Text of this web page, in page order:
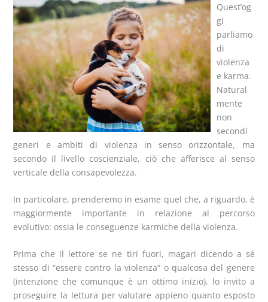
Quest’og
gi
parliamo
di
violenza
e karma.
Natural
mente
non
secondi
generi e ambiti di violenza in senso orizzontale, ma
secondo il livello coscienziale, ciò che afferisce al senso
verticale della consapevolezza.
In particolare, prenderemo in esame quel che, a riguardo, è
maggiormente importante in relazione al percorso
evolutivo: ossia le conseguenze karmiche della violenza.
Prima che il lettore se ne tiri fuori, magari dicendo a sé
stesso di “essere contro la violenza” o qualcosa del genere
(intenzione che comunque è un ottimo inizio), lo invito a
proseguire la lettura per valutare appieno quanto esposto